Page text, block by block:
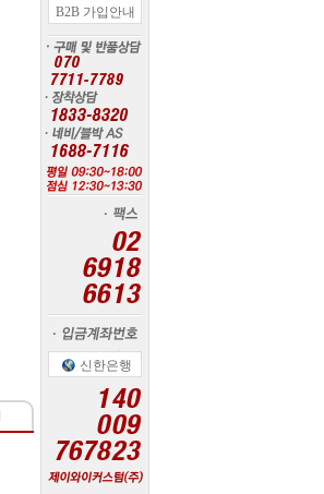
B2B 가입안내
신한은행